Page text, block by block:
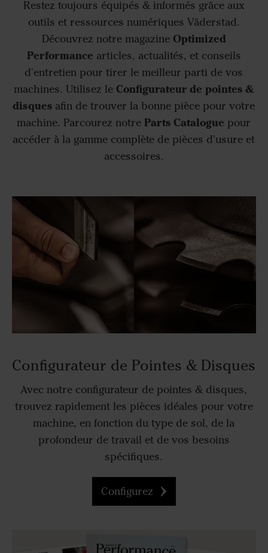
Restez toujours équipés & informés grâce aux
outils et ressources numériques Väderstad.
Découvrez notre magazine Optimized
Performance articles, actualités, et conseils
d'entretien pour tirer le meilleur parti de vos
machines. Utilisez le Configurateur de pointes &
disques afin de trouver la bonne pièce pour votre
machine. Parcourez notre Parts Catalogue pour
accéder à la gamme complète de pièces d'usure et
accessoires.
Configurateur de Pointes & Disques
Avec notre configurateur de pointes & disques,
trouvez rapidement les pièces idéales pour votre
machine, en fonction du type de sol, de la
profondeur de travail et de vos besoins
spécifiques.
Configurez